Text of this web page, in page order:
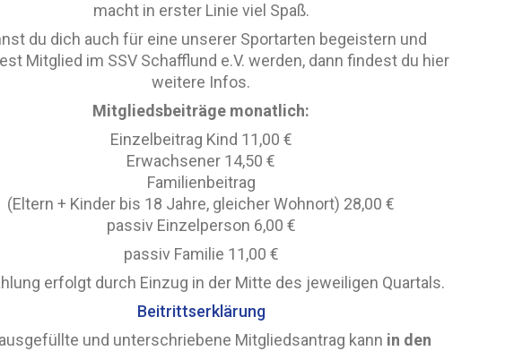
macht in erster Linie viel Spaß.
du dich auch für eine unserer Sportarten begeistern und
Mitglied im SSV Schafflund e.V. werden, dann findest du hier
weitere Infos.
Mitgliedsbeiträge monatlich:
Einzelbeitrag Kind 11,00 €
Erwachsener 14,50 €
Familienbeitrag
(Eltern + Kinder bis 18 Jahre, gleicher Wohnort) 28,00 €
passiv Einzelperson 6,00 €
passiv Familie 11,00 €
erfolgt durch Einzug in der Mitte des jeweiligen Quartals.
Beitrittserklärung
und unterschriebene Mitgliedsantrag kann in den